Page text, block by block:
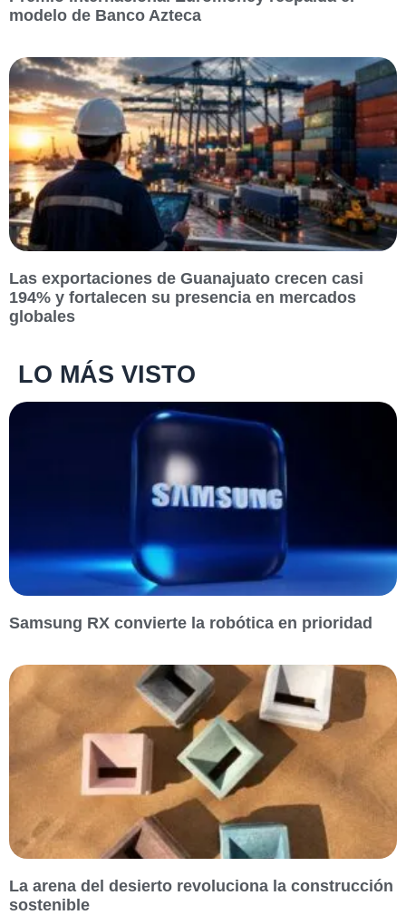
modelo de Banco Azteca
Las exportaciones de Guanajuato crecen casi
194% y fortalecen su presencia en mercados
globales
LO MÁS VISTO
Samsung RX convierte la robótica en prioridad
La arena del desierto revoluciona la construcción
sostenible